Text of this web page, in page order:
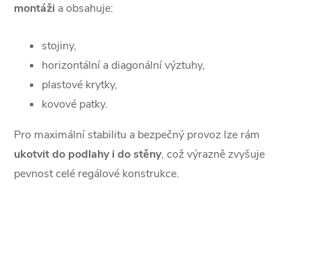
montáži a obsahuje:
stojiny,
horizontální a diagonální výztuhy,
plastové krytky,
kovové patky.
Pro maximální stabilitu a bezpečný provoz lze rám
ukotvit do podlahy i do stěny, což výrazně zvyšuje
pevnost celé regálové konstrukce.